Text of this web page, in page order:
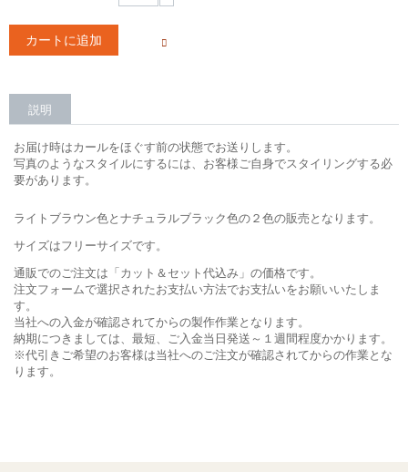
カートに追加
説明
お届け時はカールをほぐす前の状態でお送りします。
写真のようなスタイルにするには、お客様ご自身でスタイリングする必
要があります。
ライトブラウン色とナチュラルブラック色の２色の販売となります。
サイズはフリーサイズです。
通販でのご注文は「カット＆セット代込み」の価格です。
注文フォームで選択されたお支払い方法でお支払いをお願いいたしま
す。
当社への入金が確認されてからの製作作業となります。
納期につきましては、最短、ご入金当日発送～１週間程度かかります。
※代引きご希望のお客様は当社へのご注文が確認されてからの作業とな
ります。